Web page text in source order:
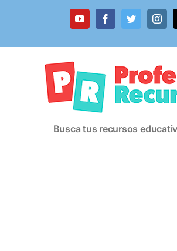
YouTubeFacebookTwitter
Busca tus recursos